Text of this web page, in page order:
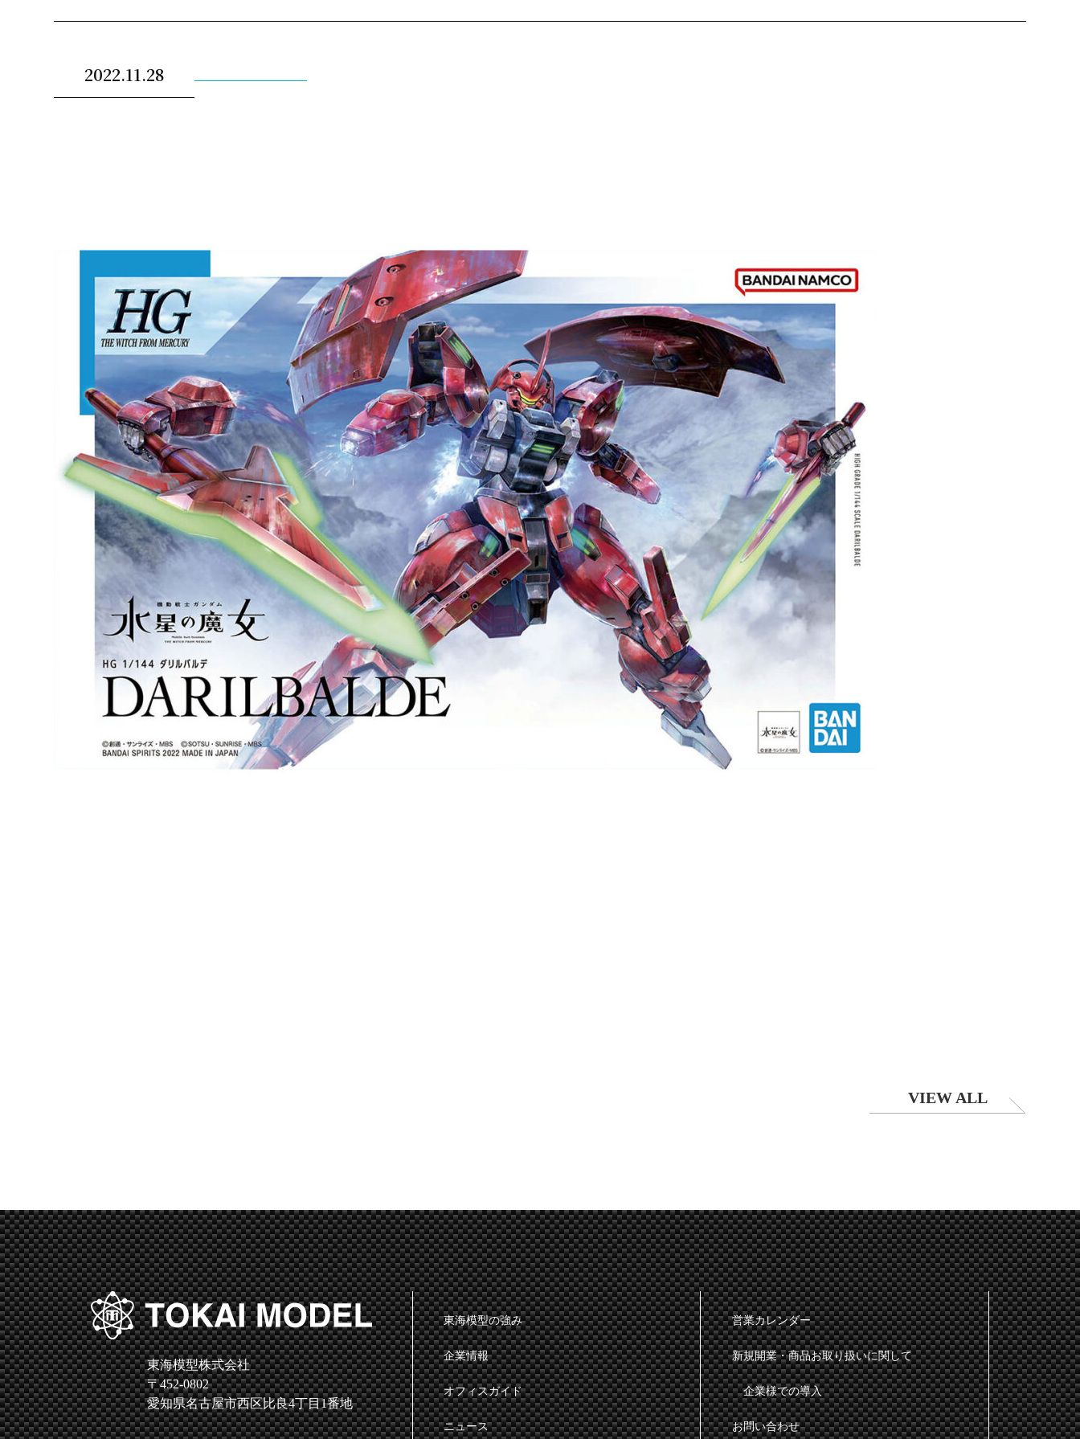
2022.11.28
VIEW ALL
東海模型株式会社
〒452-0802
愛知県名古屋市西区比良4丁目1番地
東海模型の強み
企業情報
オフィスガイド
ニュース
営業カレンダー
新規開業・商品お取り扱いに関して
企業様での導入
お問い合わせ